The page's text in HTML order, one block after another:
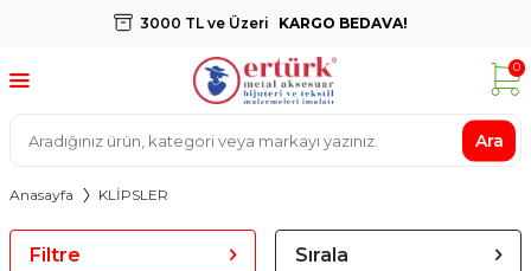
3000 TL ve Üzeri KARGO BEDAVA!
Ara
0
Anasayfa KLİPSLER
Filtre Sırala